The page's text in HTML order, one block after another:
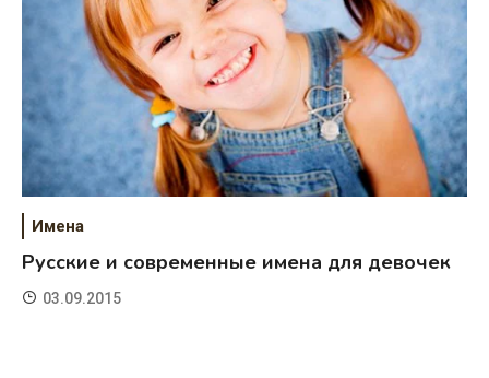
Имена
Русские и современные имена для девочек
03.09.2015